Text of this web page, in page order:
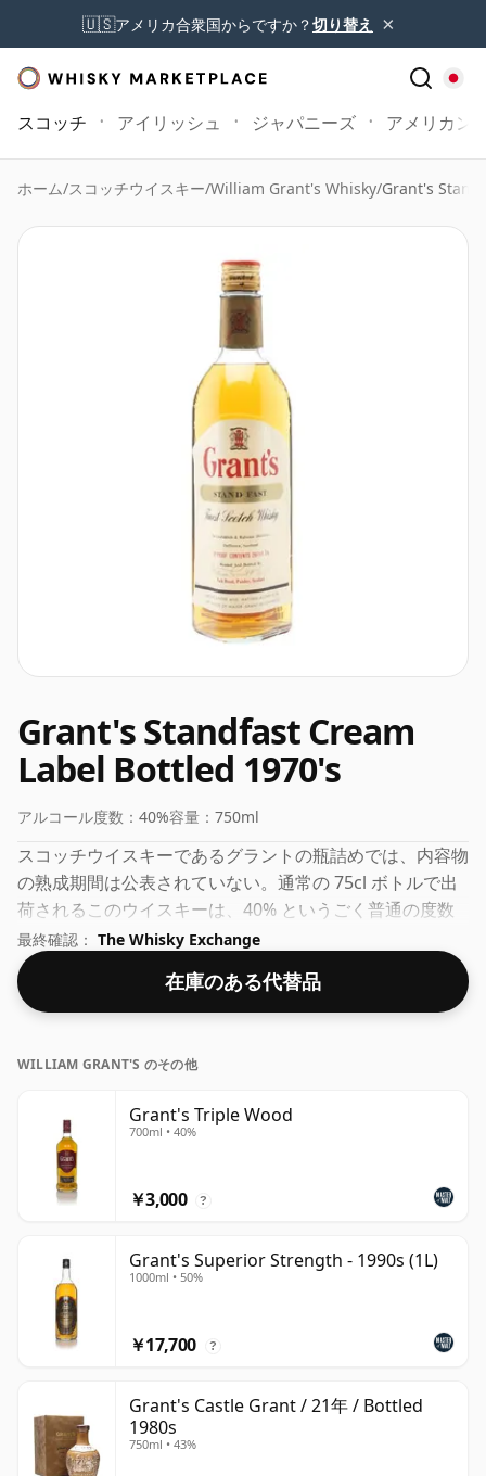
🇺🇸アメリカ合衆国からですか？切り替え ×
スコッチ アイリッシュ ジャパニーズ アメリカン
ホーム/スコッチウイスキー/William Grant's Whisky/Grant's
Grant's Standfast Cream
Label Bottled 1970's
アルコール度数： 40%容量： 750ml
スコッチウイスキーであるグラントの瓶詰めでは、内容物
の熟成期間は公表されていない。通常の 75cl ボトルで出
荷されるこのウイスキーは、40% というごく普通の度数
です。
最終確認： The Whisky Exchange
在庫のある代替品
WILLIAM GRANT'S のその他
Grant's Triple Wood
700ml • 40%
￥3,000 ?
Grant's Superior Strength - 1990s (1L)
1000ml • 50%
￥17,700 ?
Grant's Castle Grant / 21年 / Bottled
1980s
750ml • 43%